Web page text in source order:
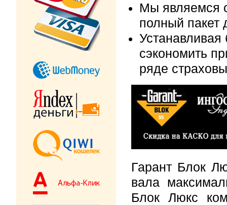
Мы являемся
полный пакет
сэкономить
ряде
Гарант Блок
вала
Блок Люкс